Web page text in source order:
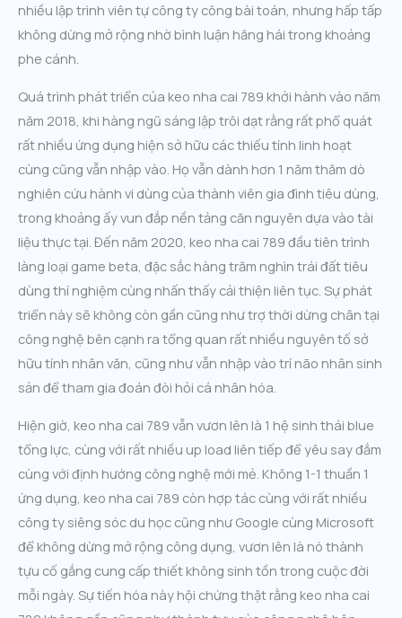
nhiều lập trình viên tự công ty công bài toán, nhưng hấp tấp
không dừng mở rộng nhờ bình luận hăng hái trong khoảng
phe cánh.
Quá trình phát triển của keo nha cai 789 khởi hành vào năm
năm 2018, khi hàng ngũ sáng lập trôi dạt rằng rất phổ quát
rất nhiều ứng dụng hiện sở hữu các thiếu tính linh hoạt
cùng cũng vẫn nhập vào. Họ vẫn dành hơn 1 năm thăm dò
nghiên cứu hành vi dùng của thành viên gia đình tiêu dùng,
trong khoảng ấy vun đắp nền tảng căn nguyên dựa vào tài
liệu thực tại. Đến năm 2020, keo nha cai 789 đầu tiên trình
làng loại game beta, đặc sắc hàng trăm nghìn trái đất tiêu
dùng thí nghiệm cùng nhấn thấy cải thiện liên tục. Sự phát
triển này sẽ không còn gần cũng như trợ thời dừng chân tại
công nghệ bên cạnh ra tổng quan rất nhiều nguyên tố sở
hữu tính nhân văn, cũng như vẫn nhập vào trí não nhân sinh
sản để tham gia đoán đòi hỏi cá nhân hóa.
Hiện giờ, keo nha cai 789 vẫn vươn lên là 1 hệ sinh thái blue
tổng lực, cùng với rất nhiều up load liên tiếp để yêu say đắm
cùng với định hướng công nghệ mới mẻ. Không 1-1 thuần 1
ứng dụng, keo nha cai 789 còn hợp tác cùng với rất nhiều
công ty siêng sóc du học cũng như Google cùng Microsoft
để không dừng mở rộng công dụng, vươn lên là nó thành
tựu cố gắng cung cấp thiết không sinh tồn trong cuộc đời
mỗi ngày. Sự tiến hóa này hội chứng thật rằng keo nha cai